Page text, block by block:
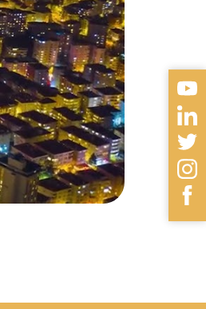
المعالم
غابة أيدوس
بالطبيعة والهواء
متحف الطيران: هو
على تطور الطيران
منتزه سنجاك تبه: هو